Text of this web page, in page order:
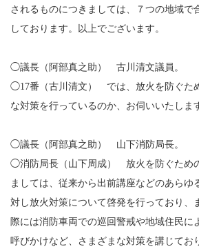
されるものにつきましては、７つの地域で
しております。以上でございます。
◯議長（阿部真之助） 古川清文議員。
◯17番（古川清文） では、放火を防ぐた
な対策を行っているのか、お伺いいたしま
◯議長（阿部真之助） 山下消防局長。
◯消防局長（山下周成） 放火を防ぐため
ましては、従来から出前講座などのあらゆ
対し放火対策について啓発を行っており、
際には消防車両での巡回警戒や地域住民に
呼びかけなど、さまざまな対策を講じてお